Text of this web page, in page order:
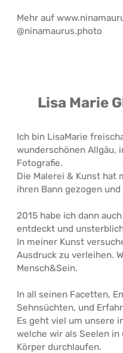
Mehr auf
@ninamaurus.photo
Lisa Marie
Ich bin LisaMarie
wunderschönen Allgäu,
Fotografie.
Die Malerei & Kunst hat
ihren Bann gezogen
2015 habe ich dann
entdeckt und
In meiner Kunst
Ausdruck zu verleihen.
Mensch&Sein.
In all seinen Facetten,
Sehnsüchten, und
Es geht viel um unsere
welche wir als Seelen
Körper durchlaufen.